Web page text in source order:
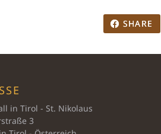
SHARE
in Tirol - St. Nikolaus
3